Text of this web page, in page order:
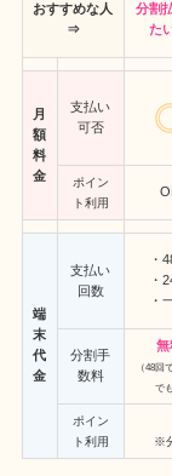
おすすめな人
⇒
分割
た
月
額
料
金
支払い
可否
ポイン
ト利用
端
末
代
金
支払い
回数
・
・
・
分割手
数料
無
（48回
でも
ポイン
ト利用
※